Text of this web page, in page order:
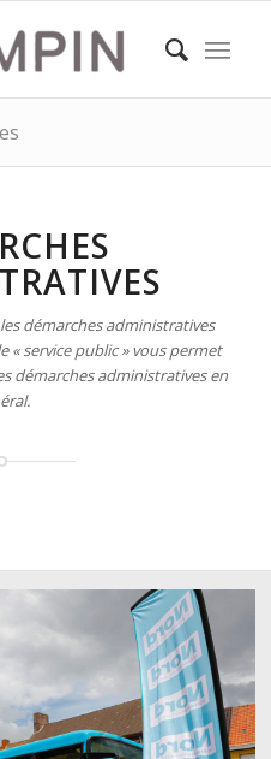
démarches administratives
« service public » vous permet
démarches administratives en